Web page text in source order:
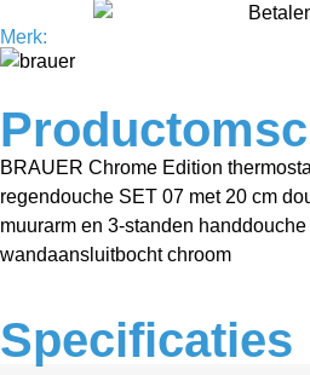
Merk:
BRAUER Chrome Edition
regendouche SET 07 met 20 cm
muurarm en 3-standen
wandaansluitbocht chroom
Specificaties